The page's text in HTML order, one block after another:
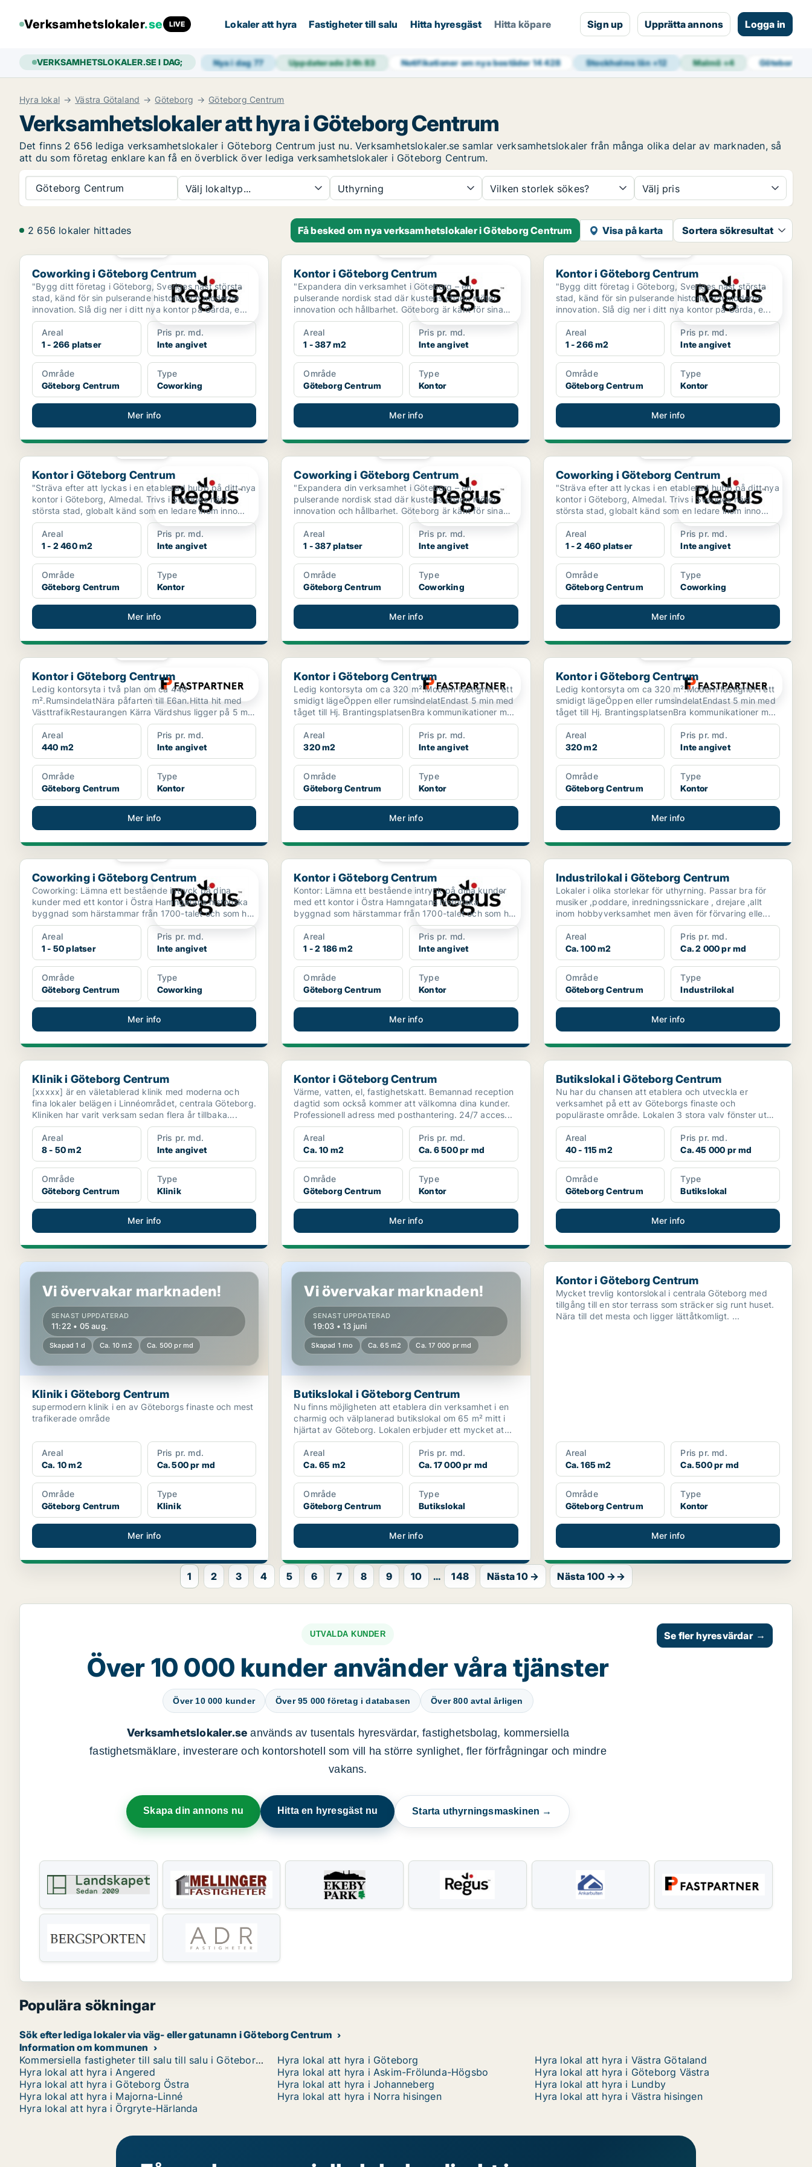
Verksamhetslokaler.se LIVE Lokaler att hyra Fastigheter till salu Hitta hyresgäst Hitta köpare Sign up Upprätta annons Logga in
VERKSAMHETSLOKALER.SE I DAG; Nya i dag 77 Uppdaterade 24h83 Notifikationer om nya bostäder14 428 Stockholms län+12 Malmö+4 Göteborg
Hyra lokal Västra Götaland Göteborg Göteborg Centrum
Verksamhetslokaler att hyra i Göteborg Centrum
Det finns 2 656 lediga verksamhetslokaler i Göteborg Centrum just nu. Verksamhetslokaler.se samlar verksamhetslokaler från många olika delar av marknaden, så
att du som företag enklare kan få en överblick över lediga verksamhetslokaler i Göteborg Centrum.
Göteborg Centrum Välj lokaltyp... Uthyrning Vilken storlek sökes? Välj pris
2 656 lokaler hittades Få besked om nya verksamhetslokaler i Göteborg Centrum Visa på karta Sortera sökresultat
Coworking i Göteborg Centrum
Coworking i Göteborg Centrum
"Bygg ditt företag i Göteborg, Sveriges näst största
stad, känd för sin pulserande historia och moderna
innovation. Slå dig ner i ditt nya kontor på Gårda, e...
Areal
1 - 266 platser
Pris pr. md.
Inte angivet
Område
Göteborg Centrum
Type
Coworking
Mer info
Kontor i Göteborg Centrum
Kontor i Göteborg Centrum
"Expandera din verksamhet i Göteborg – en
pulserande nordisk stad där kustens charm möter
innovation och hållbarhet. Göteborg är känt för sina
historiska sta...
Areal
1 - 387 m2
Pris pr. md.
Inte angivet
Område
Göteborg Centrum
Type
Kontor
Mer info
Kontor i Göteborg Centrum
Kontor i Göteborg Centrum
"Bygg ditt företag i Göteborg, Sveriges näst största
stad, känd för sin pulserande historia och moderna
innovation. Slå dig ner i ditt nya kontor på Gårda, e...
Areal
1 - 266 m2
Pris pr. md.
Inte angivet
Område
Göteborg Centrum
Type
Kontor
Mer info
Kontor i Göteborg Centrum
Kontor i Göteborg Centrum
"Sträva efter att lyckas i en etablerad hubb på ditt nya
kontor i Göteborg, Almedal. Trivs i Sveriges näst
största stad, globalt känd som en ledare inom inno...
Areal
1 - 2 460 m2
Pris pr. md.
Inte angivet
Område
Göteborg Centrum
Type
Kontor
Mer info
Coworking i Göteborg Centrum
Coworking i Göteborg Centrum
"Expandera din verksamhet i Göteborg – en
pulserande nordisk stad där kustens charm möter
innovation och hållbarhet. Göteborg är känt för sina
historiska sta...
Areal
1 - 387 platser
Pris pr. md.
Inte angivet
Område
Göteborg Centrum
Type
Coworking
Mer info
Coworking i Göteborg Centrum
Coworking i Göteborg Centrum
"Sträva efter att lyckas i en etablerad hubb på ditt nya
kontor i Göteborg, Almedal. Trivs i Sveriges näst
största stad, globalt känd som en ledare inom inno...
Areal
1 - 2 460 platser
Pris pr. md.
Inte angivet
Område
Göteborg Centrum
Type
Coworking
Mer info
Kontor i Göteborg Centrum
Kontor i Göteborg Centrum
Ledig kontorsyta i två plan om ca 440
m².RumsindelatNära påfarten till E6an.Hitta hit med
VästtrafikRestaurangen Kärra Värdshus ligger på 5 min
gångavstånd.S...
Areal
440 m2
Pris pr. md.
Inte angivet
Område
Göteborg Centrum
Type
Kontor
Mer info
Kontor i Göteborg Centrum
Kontor i Göteborg Centrum
Ledig kontorsyta om ca 320 m².Modern fastighet i ett
smidigt lägeÖppen eller rumsindelatEndast 5 min med
tåget till Hj. BrantingsplatsenBra kommunikationer m...
Areal
320 m2
Pris pr. md.
Inte angivet
Område
Göteborg Centrum
Type
Kontor
Mer info
Kontor i Göteborg Centrum
Kontor i Göteborg Centrum
Ledig kontorsyta om ca 320 m².Modern fastighet i ett
smidigt lägeÖppen eller rumsindelatEndast 5 min med
tåget till Hj. BrantingsplatsenBra kommunikationer m...
Areal
320 m2
Pris pr. md.
Inte angivet
Område
Göteborg Centrum
Type
Kontor
Mer info
Coworking i Göteborg Centrum
Coworking i Göteborg Centrum
Coworking: Lämna ett bestående intryck på dina
kunder med ett kontor i Östra Hamngatans historiska
byggnad som härstammar från 1700-talet och som har
en dist...
Areal
1 - 50 platser
Pris pr. md.
Inte angivet
Område
Göteborg Centrum
Type
Coworking
Mer info
Kontor i Göteborg Centrum
Kontor i Göteborg Centrum
Kontor: Lämna ett bestående intryck på dina kunder
med ett kontor i Östra Hamngatans historiska
byggnad som härstammar från 1700-talet och som har
en distink...
Areal
1 - 2 186 m2
Pris pr. md.
Inte angivet
Område
Göteborg Centrum
Type
Kontor
Mer info
Industrilokal i Göteborg Centrum
Industrilokal i Göteborg Centrum
Lokaler i olika storlekar för uthyrning. Passar bra för
musiker ,poddare, inredningssnickare , drejare ,allt
inom hobbyverksamhet men även för förvaring elle...
Areal
Ca. 100 m2
Pris pr. md.
Ca. 2 000 pr md
Område
Göteborg Centrum
Type
Industrilokal
Mer info
Klinik i Göteborg Centrum
Klinik i Göteborg Centrum
[xxxxx] är en väletablerad klinik med moderna och
fina lokaler belägen i Linnéområdet, centrala Göteborg.
Kliniken har varit verksam sedan flera år tillbaka....
Areal
8 - 50 m2
Pris pr. md.
Inte angivet
Område
Göteborg Centrum
Type
Klinik
Mer info
Kontor i Göteborg Centrum
Kontor i Göteborg Centrum
Värme, vatten, el, fastighetskatt. Bemannad reception
dagtid som också kommer att välkomna dina kunder.
Professionell adress med posthantering. 24/7 acces...
Areal
Ca. 10 m2
Pris pr. md.
Ca. 6 500 pr md
Område
Göteborg Centrum
Type
Kontor
Mer info
Butikslokal i Göteborg Centrum
Butikslokal i Göteborg Centrum
Nu har du chansen att etablera och utveckla er
verksamhet på ett av Göteborgs finaste och
populäraste område. Lokalen 3 stora valv fönster ut
mot gatan, lash...
Areal
40 - 115 m2
Pris pr. md.
Ca. 45 000 pr md
Område
Göteborg Centrum
Type
Butikslokal
Mer info
Klinik i Göteborg Centrum
Vi övervakar marknaden!
SENAST UPPDATERAD
11:22 • 05 aug.
Skapad 1 d Ca. 10 m2 Ca. 500 pr md
Klinik i Göteborg Centrum
supermodern klinik i en av Göteborgs finaste och mest
trafikerade område
Areal
Ca. 10 m2
Pris pr. md.
Ca. 500 pr md
Område
Göteborg Centrum
Type
Klinik
Mer info
Butikslokal i Göteborg Centrum
Vi övervakar marknaden!
SENAST UPPDATERAD
19:03 • 13 juni
Skapad 1 mo Ca. 65 m2 Ca. 17 000 pr md
Butikslokal i Göteborg Centrum
Nu finns möjligheten att etablera din verksamhet i en
charmig och välplanerad butikslokal om 65 m² mitt i
hjärtat av Göteborg. Lokalen erbjuder ett mycket at...
Areal
Ca. 65 m2
Pris pr. md.
Ca. 17 000 pr md
Område
Göteborg Centrum
Type
Butikslokal
Mer info
Kontor i Göteborg Centrum
Kontor i Göteborg Centrum
Mycket trevlig kontorslokal i centrala Göteborg med
tillgång till en stor terrass som sträcker sig runt huset.
Nära till det mesta och ligger lättåtkomligt. ...
Areal
Ca. 165 m2
Pris pr. md.
Ca. 500 pr md
Område
Göteborg Centrum
Type
Kontor
Mer info
1 2 3 4 5 6 7 8 9 10 ... 148 Nästa 10 → Nästa 100 →→
UTVALDA KUNDER
Över 10 000 kunder använder våra tjänster
Över 10 000 kunder Över 95 000 företag i databasen Över 800 avtal årligen
Verksamhetslokaler.se används av tusentals hyresvärdar, fastighetsbolag, kommersiella
fastighetsmäklare, investerare och kontorshotell som vill ha större synlighet, fler förfrågningar och mindre
vakans.
Skapa din annons nu Hitta en hyresgäst nu Starta uthyrningsmaskinen →
Se fler hyresvärdar →
Populära sökningar
Sök efter lediga lokaler via väg- eller gatunamn i Göteborg Centrum
Information om kommunen
Kommersiella fastigheter till salu till salu i Göteborg Centrum
Hyra lokal att hyra i Göteborg
Hyra lokal att hyra i Västra Götaland
Hyra lokal att hyra i Angered
Hyra lokal att hyra i Askim-Frölunda-Högsbo
Hyra lokal att hyra i Göteborg Västra
Hyra lokal att hyra i Göteborg Östra
Hyra lokal att hyra i Johanneberg
Hyra lokal att hyra i Lundby
Hyra lokal att hyra i Majorna-Linné
Hyra lokal att hyra i Norra hisingen
Hyra lokal att hyra i Västra hisingen
Hyra lokal att hyra i Örgryte-Härlanda